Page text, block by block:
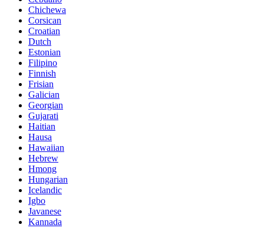
Chichewa
Corsican
Croatian
Dutch
Estonian
Filipino
Finnish
Frisian
Galician
Georgian
Gujarati
Haitian
Hausa
Hawaiian
Hebrew
Hmong
Hungarian
Icelandic
Igbo
Javanese
Kannada